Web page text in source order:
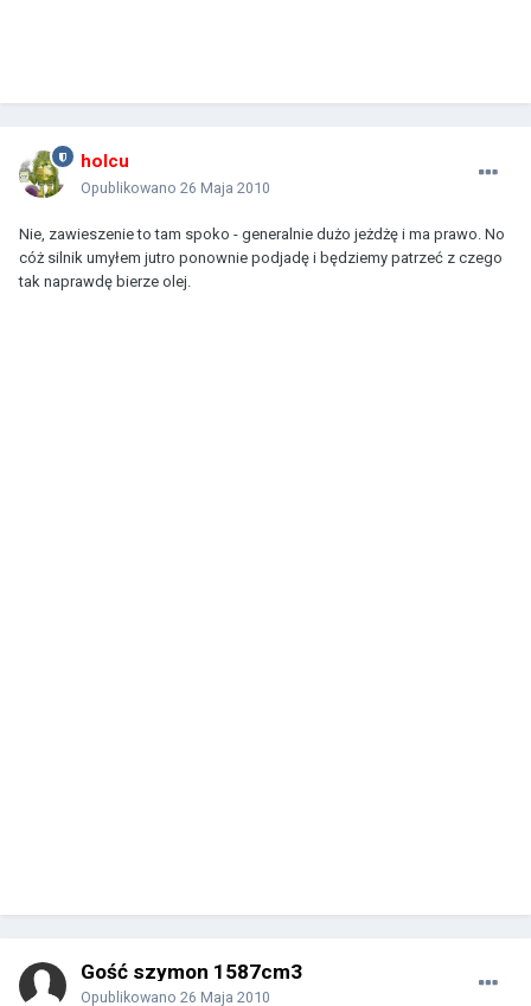
holcu
Opublikowano 26 Maja 2010
Nie, zawieszenie to tam spoko - generalnie dużo jeżdżę i ma prawo. No
cóż silnik umyłem jutro ponownie podjadę i będziemy patrzeć z czego
tak naprawdę bierze olej.
Gość szymon 1587cm3
Opublikowano 26 Maja 2010